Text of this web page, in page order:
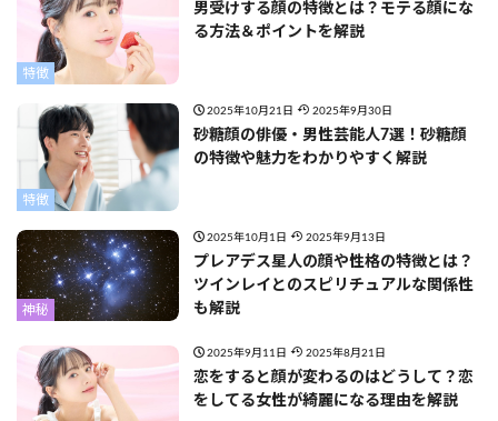
特徴
男受けする顔の特徴とは？モテる顔にな
る方法＆ポイントを解説
特徴
2025年10月21日 2025年9月30日
砂糖顔の俳優・男性芸能人7選！砂糖顔
の特徴や魅力をわかりやすく解説
神秘
2025年10月1日 2025年9月13日
プレアデス星人の顔や性格の特徴とは？
ツインレイとのスピリチュアルな関係性
も解説
2025年9月11日 2025年8月21日
恋をすると顔が変わるのはどうして？恋
をしてる女性が綺麗になる理由を解説